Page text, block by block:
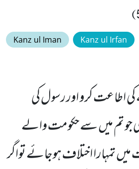
Kanz ul Iman Kanz ul Irfan
اطاعت کرو اور رسول کی
جو تم میں سے حکومت والے
تمہارا اختلاف ہوجائے تواگر